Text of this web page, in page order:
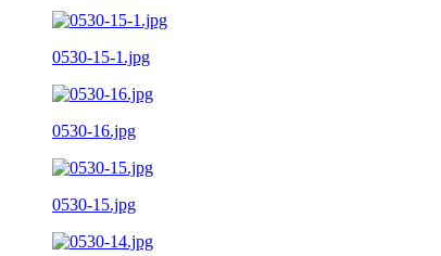
0530-15-1.jpg
0530-16.jpg
0530-15.jpg